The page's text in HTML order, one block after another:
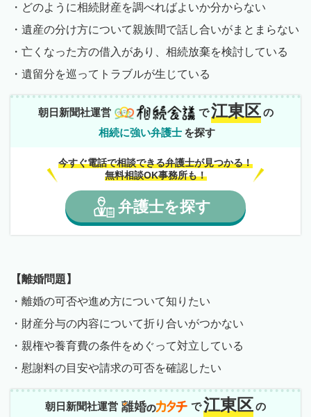
・どのように相続財産を調べればよいか分からない
・遺産の分け方について親族間で話し合いがまとまらない
・亡くなった方の借入があり、相続放棄を検討している
・遺留分を巡ってトラブルが生じている
朝日新聞社運営 で 江東区 の
相続に強い弁護士 を探す
今すぐ電話で相談できる弁護士が見つかる！
無料相談OK事務所も！
弁護士を探す
【離婚問題】
・離婚の可否や進め方について知りたい
・財産分与の内容について折り合いがつかない
・親権や養育費の条件をめぐって対立している
・慰謝料の目安や請求の可否を確認したい
朝日新聞社運営 で江東区の